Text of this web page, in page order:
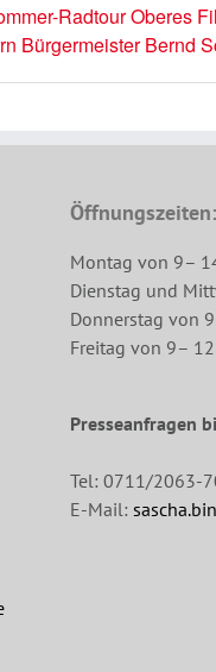
Radtour Oberes
Bürgermeister Bernd
Öffnungszeiten:
Montag von 9–
Dienstag und
Donnerstag von
Freitag von 9–
Presseanfragen
Tel: 0711/2063-
E-Mail: